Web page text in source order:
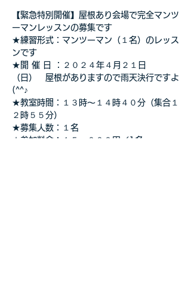
【緊急特別開催】屋根あり会場で完全マンツ
ーマンレッスンの募集です
★練習形式：マンツーマン（１名）のレッス
ンです
★開 催 日 ：２０２４年４月２１日
（日）　屋根がありますので雨天決行ですよ
(^^♪
★教室時間：１３時～１４時４０分（集合１
２時５５分）
★募集人数：１名
★参加料金：１５，０００円／1名